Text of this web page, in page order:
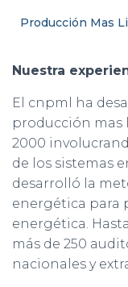
Producción Mas
Nuestra
El cnpml ha
producción mas
2000
de los sistemas
desarrolló la
energética para
energética.
más de 250
nacionales y